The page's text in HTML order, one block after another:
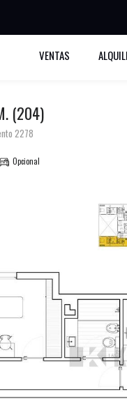
VENTAS
(204)
2278
Opcional